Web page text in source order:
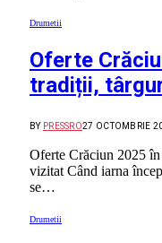
Drumetii
Oferte
tradiții,
BY PRESSRO27 OCTOMBRIE
Oferte Crăciun 2025
vizitat Când iarna
se…
Drumetii